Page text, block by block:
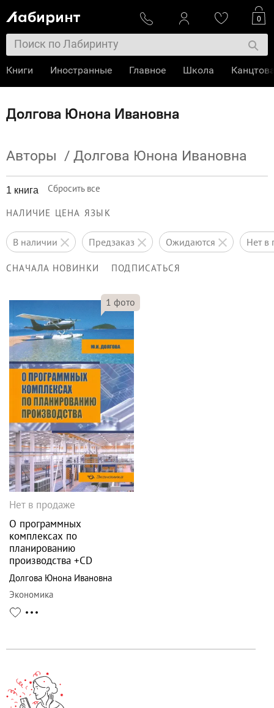
Долгова Юнона Ивановна
Авторы / Долгова Юнона Ивановна
1 книга Сбросить все
НАЛИЧИЕ ЦЕНА ЯЗЫК
в наличии предзаказ ожидаются нет
СНАЧАЛА НОВИНКИ ПОДПИСАТЬСЯ
1 фото
Нет в продаже
О программных
комплексах по
планированию
производства +CD
Долгова Юнона Ивановна
Экономика
0
Книги Иностранные Главное Школа